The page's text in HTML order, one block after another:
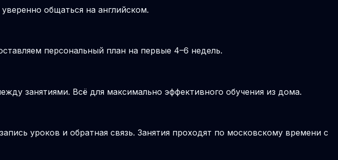
общаться на английском.
персональный план на первые 4–6 недель.
занятиями. Всё для максимально эффективного обучения из дома.
уроков и обратная связь. Занятия проходят по московскому времени с